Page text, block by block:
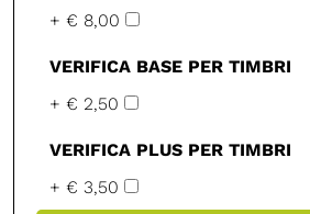
+ € 8,00
VERIFICA BASE PER TIMBRI
+ € 2,50
VERIFICA PLUS PER TIMBRI
+ € 3,50